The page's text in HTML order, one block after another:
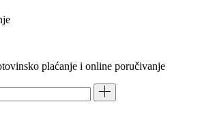
plaćanje i online poručivanje